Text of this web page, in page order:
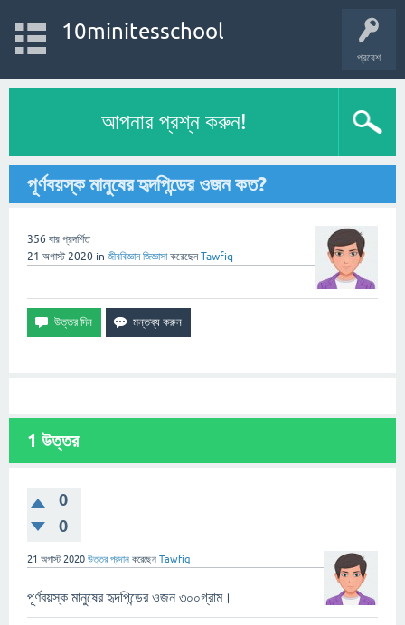
প্রবেশ
10minitesschool
আপনার প্রশ্ন করুন!
পূর্ণবয়স্ক মানুষের হৃদপিন্ডের ওজন কত?
356 বার প্রদর্শিত
21 অগাস্ট 2020 in জীববিজ্ঞান জিজ্ঞাসা করেছেনTawfiq
1 উত্তর
0
0
21 অগাস্ট 2020 উত্তর প্রদান করেছেন Tawfiq
পূর্ণবয়স্ক মানুষের হৃদপিন্ডের ওজন ৩০০গ্রাম।